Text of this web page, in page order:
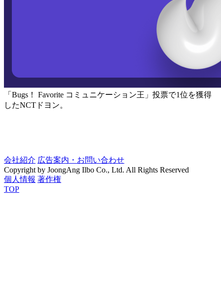
「Bugs！ Favorite コミュニケーション王」投票で1位を獲得
したNCTドヨン。
会社紹介 広告案内・お問い合わせ
Copyright by JoongAng Ilbo Co., Ltd. All Rights Reserved
個人情報 著作権
TOP